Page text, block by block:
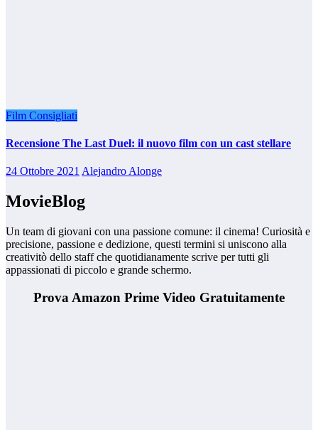
Film Consigliati
Recensione The Last Duel: il nuovo film con un cast stellare
24 Ottobre 2021 Alejandro Alonge
MovieBlog
Un team di giovani con una passione comune: il cinema! Curiosità e
precisione, passione e dedizione, questi termini si uniscono alla
creativitò dello staff che quotidianamente scrive per tutti gli
appassionati di piccolo e grande schermo.
Prova Amazon Prime Video Gratuitamente